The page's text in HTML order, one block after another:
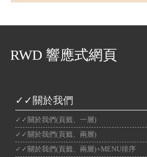
RWD 響應式網頁
✓✓關於我們
✓✓關於我們(頁籤、一層)
✓✓關於我們(頁籤、兩層)
✓✓關於我們(頁籤、兩層)+MENU排序